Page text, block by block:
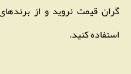
گران قیمت نروید و از
استفاده کنید.